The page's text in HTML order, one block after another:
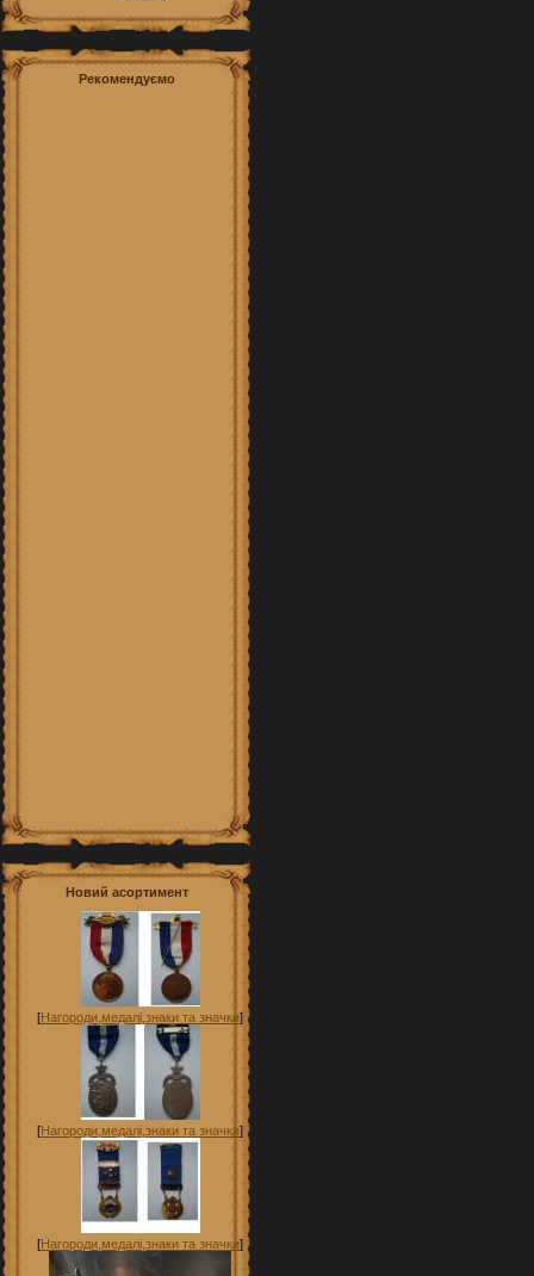
Рекомендуємо
Новий асортимент
[Нагороди,медалі,знаки та значки]
[Нагороди,медалі,знаки та значки]
[Нагороди,медалі,знаки та значки]